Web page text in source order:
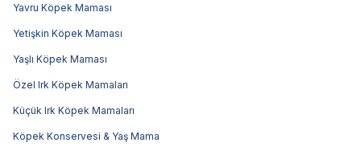
Yavru Köpek Maması
Yetişkin Köpek Maması
Yaşlı Köpek Maması
Özel Irk Köpek Mamaları
Küçük Irk Köpek Mamaları
Köpek Konservesi & Yaş Mama